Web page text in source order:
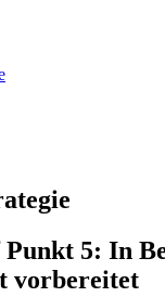
Punkt 5: In
vorbereitet